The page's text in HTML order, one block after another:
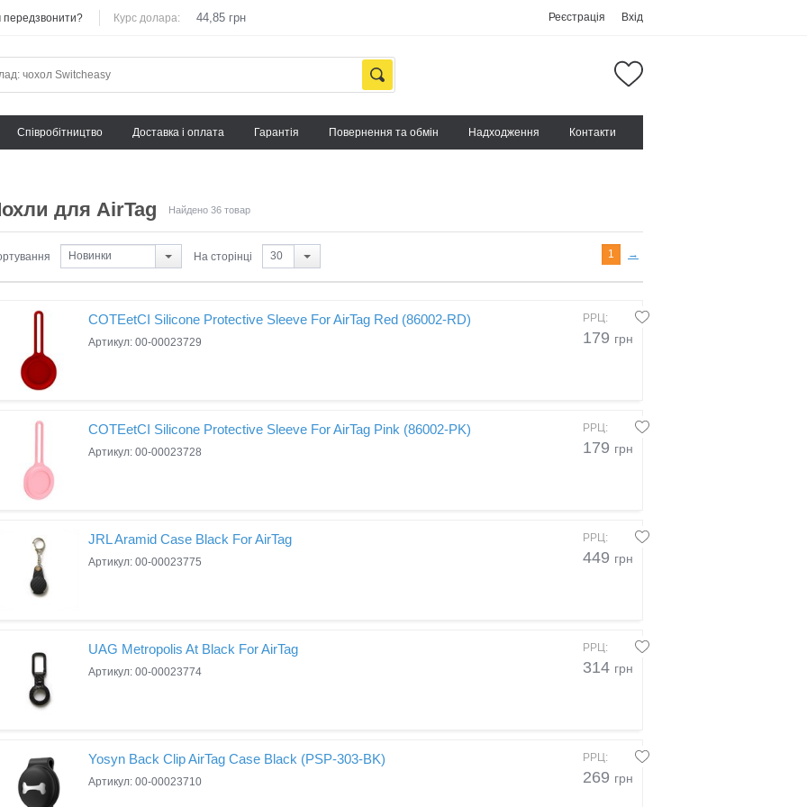
Cпівробітництво Доставка і оплата Гарантія Повернення та обмін Надходження Контакти
передзвонити? Курс долара: 44,85 грн Реєстрація Вхід
для AirTag Найдено 36 товар
1 →
Новинки На сторінці 30
COTEetCI Silicone Protective Sleeve For AirTag Red (86002-RD)
Артикул: 00-00023729
РРЦ:
179 грн
COTEetCI Silicone Protective Sleeve For AirTag Pink (86002-PK)
Артикул: 00-00023728
РРЦ:
179 грн
JRL Aramid Case Black For AirTag
Артикул: 00-00023775
РРЦ:
449 грн
UAG Metropolis At Black For AirTag
Артикул: 00-00023774
РРЦ:
314 грн
Yosyn Back Clip AirTag Case Black (PSP-303-BK)
Артикул: 00-00023710
РРЦ:
269 грн